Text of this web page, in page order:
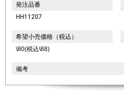
発注品番
HH11207
希望小売価格（税込）
\80(税込\88)
備考